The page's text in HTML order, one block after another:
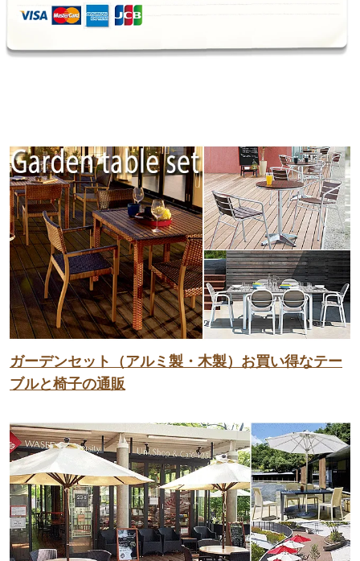
ガーデンセット（アルミ製・木製）お買い得なテー
ブルと椅子の通販